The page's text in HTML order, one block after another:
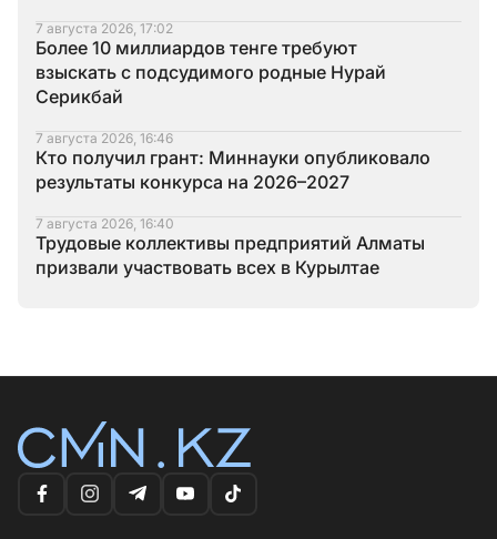
7 августа 2026, 17:02
Более 10 миллиардов тенге требуют
взыскать с подсудимого родные Нурай
Серикбай
7 августа 2026, 16:46
Кто получил грант: Миннауки опубликовало
результаты конкурса на 2026–2027
7 августа 2026, 16:40
Трудовые коллективы предприятий Алматы
призвали участвовать всех в Курылтае